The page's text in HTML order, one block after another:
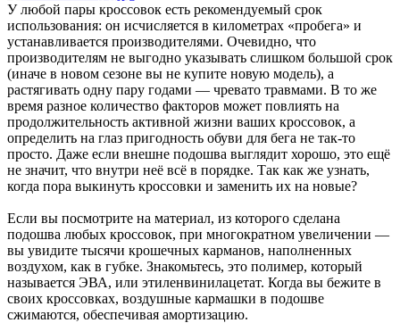
У любой пары кроссовок есть рекомендуемый срок
использования: он исчисляется в километрах «пробега» и
устанавливается производителями. Очевидно, что
производителям не выгодно указывать слишком большой срок
(иначе в новом сезоне вы не купите новую модель), а
растягивать одну пару годами — чревато травмами. В то же
время разное количество факторов может повлиять на
продолжительность активной жизни ваших кроссовок, а
определить на глаз пригодность обуви для бега не так-то
просто. Даже если внешне подошва выглядит хорошо, это ещё
не значит, что внутри неё всё в порядке. Так как же узнать,
когда пора выкинуть кроссовки и заменить их на новые?
Если вы посмотрите на материал, из которого сделана
подошва любых кроссовок, при многократном увеличении —
вы увидите тысячи крошечных карманов, наполненных
воздухом, как в губке. Знакомьтесь, это полимер, который
называется ЭВА, или этиленвинилацетат. Когда вы бежите в
своих кроссовках, воздушные кармашки в подошве
сжимаются, обеспечивая амортизацию.